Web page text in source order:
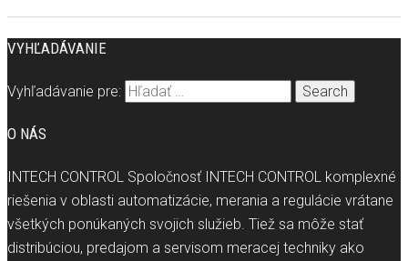
VYHĽADÁVANIE
Vyhľadávanie pre:
O NÁS
INTECH CONTROL Spoločnosť INTECH CONTROL komplexné
riešenia v oblasti automatizácie, merania a regulácie vrátane
všetkých ponúkaných svojich služieb. Tiež sa môže stať
distribúciou, predajom a servisom meracej techniky ako